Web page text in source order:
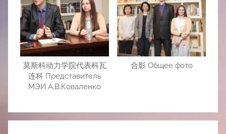
莫斯科动力学院代表科瓦
连科 Представитель
МЭИ А.В.Коваленко
合影 Общее фото